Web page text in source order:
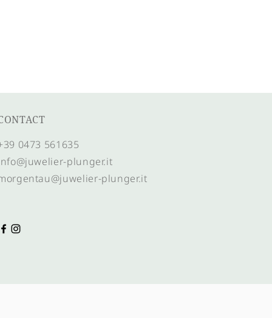
0473 561635
plunger.it
plunger.it